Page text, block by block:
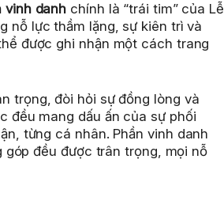
vinh danh chính là “trái tim” của Lễ
nỗ lực thầm lặng, sự kiên trì và
được ghi nhận một cách trang
trọng, đòi hỏi sự đồng lòng và
đều mang dấu ấn của sự phối
từng cá nhân. Phần vinh danh
góp đều được trân trọng, mọi nỗ